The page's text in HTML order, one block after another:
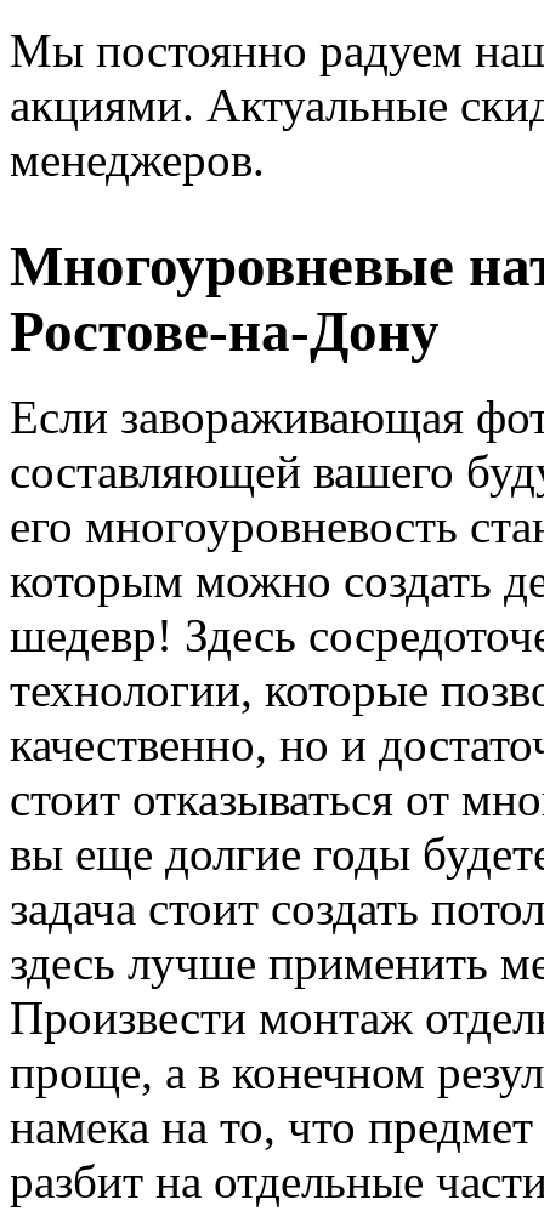
Мы постоянно радуем
акциями. Актуальные
менеджеров.
Многоуровневые
Ростове-на-Дону
Если завораживающая
составляющей вашего
его многоуровневость
которым можно создать
шедевр! Здесь
технологии, которые
качественно, но и
стоит отказываться от
вы еще долгие годы
задача стоит создать
здесь лучше применить
Произвести монтаж
проще, а в конечном
намека на то, что
разбит на отдельные